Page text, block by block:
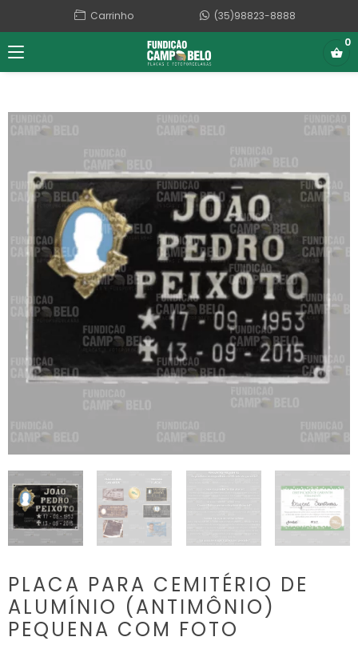
Carrinho
(35)98823-8888
0
PLACA PARA CEMITÉRIO DE
ALUMÍNIO (ANTIMÔNIO)
PEQUENA COM FOTO